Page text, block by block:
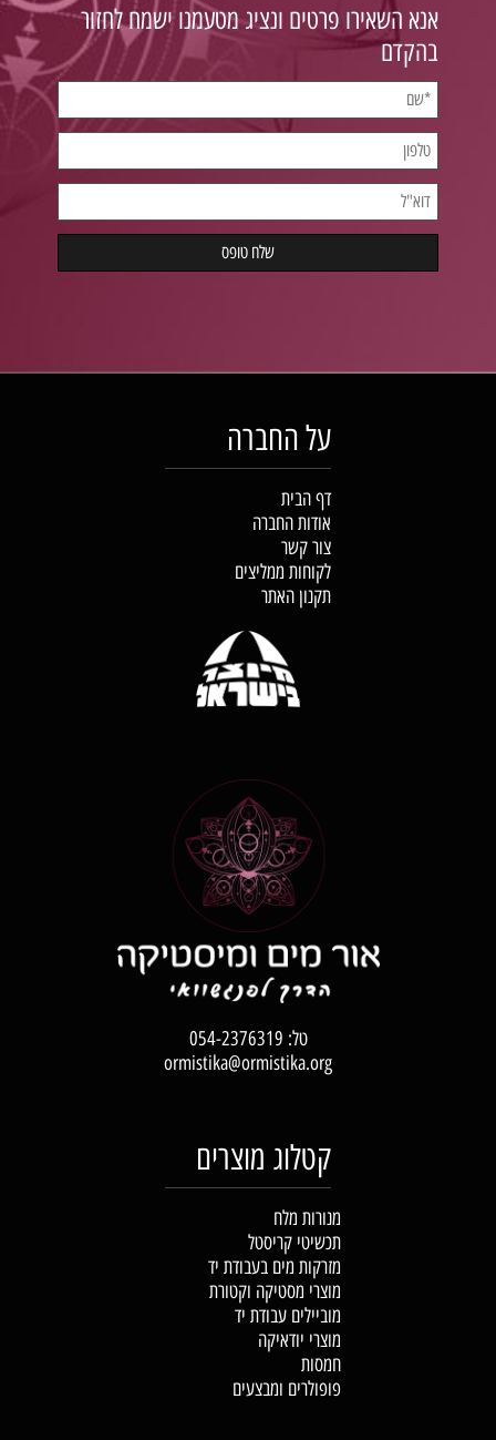
אנא השאירו פרטים ונציג מטעמנו ישמח לחזור
בהקדם
על החברה
דף הבית
אודות החברה
צור קשר
לקוחות ממליצים
תקנון האתר
טל: 054-2376319
ormistika@ormistika.org
קטלוג מוצרים
מנורות מלח
תכשיטי קריסטל
מזרקות מים בעבודת יד
מוצרי מסטיקה וקטורת
מוביילים עבודת יד
מוצרי יודאיקה
חמסות
פופולרים ומבצעים